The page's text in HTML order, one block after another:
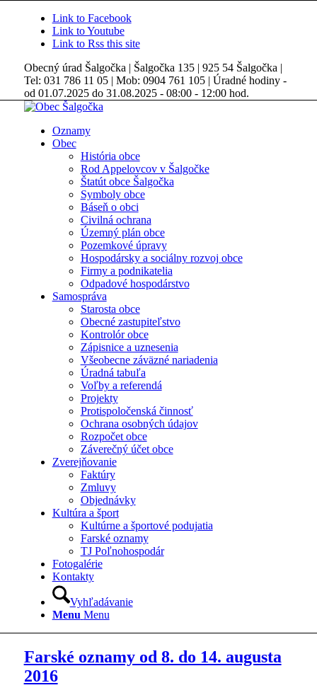
Link to Facebook
Link to Youtube
Link to Rss this site
Obecný úrad Šalgočka | Šalgočka 135 | 925 54 Šalgočka |
Tel: 031 786 11 05 | Mob: 0904 761 105 | Úradné hodiny -
od 01.07.2025 do 31.08.2025 - 08:00 - 12:00 hod.
Oznamy
Obec
História obce
Rod Appelovcov v Šalgočke
Štatút obce Šalgočka
Symboly obce
Báseň o obci
Civilná ochrana
Územný plán obce
Pozemkové úpravy
Hospodársky a sociálny rozvoj obce
Firmy a podnikatelia
Odpadové hospodárstvo
Samospráva
Starosta obce
Obecné zastupiteľstvo
Kontrolór obce
Zápisnice a uznesenia
Všeobecne záväzné nariadenia
Úradná tabuľa
Voľby a referendá
Projekty
Protispoločenská činnosť
Ochrana osobných údajov
Rozpočet obce
Záverečný účet obce
Zverejňovanie
Faktúry
Zmluvy
Objednávky
Kultúra a šport
Kultúrne a športové podujatia
Farské oznamy
TJ Poľnohospodár
Fotogalérie
Kontakty
Vyhľadávanie
Menu Menu
Farské oznamy od 8. do 14. augusta
2016